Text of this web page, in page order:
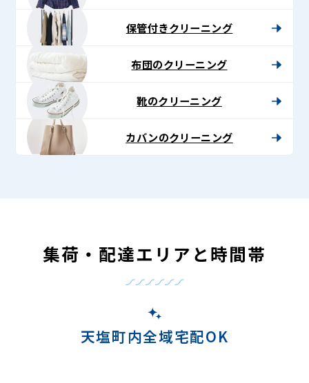
保管付きクリーニング
布団のクリーニング
靴のクリーニング
カバンのクリーニング
集荷・配達エリアと時間帯
天塩町内全域宅配OK